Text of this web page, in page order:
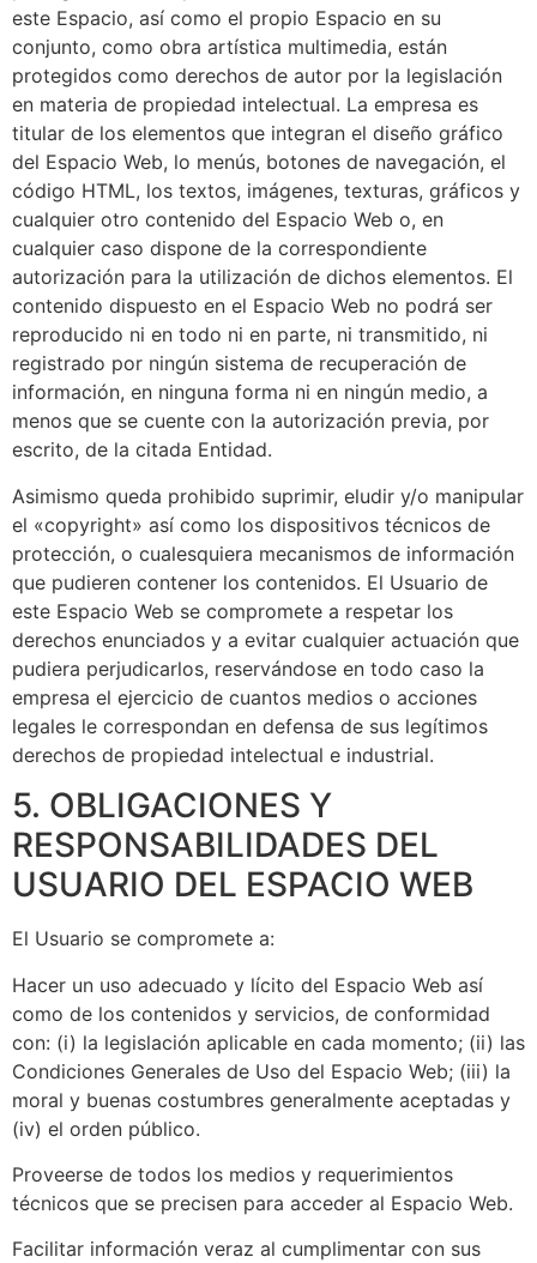
este Espacio, así como el propio Espacio en su
conjunto, como obra artística multimedia, están
protegidos como derechos de autor por la legislación
en materia de propiedad intelectual. La empresa es
titular de los elementos que integran el diseño gráfico
del Espacio Web, lo menús, botones de navegación, el
código HTML, los textos, imágenes, texturas, gráficos y
cualquier otro contenido del Espacio Web o, en
cualquier caso dispone de la correspondiente
autorización para la utilización de dichos elementos. El
contenido dispuesto en el Espacio Web no podrá ser
reproducido ni en todo ni en parte, ni transmitido, ni
registrado por ningún sistema de recuperación de
información, en ninguna forma ni en ningún medio, a
menos que se cuente con la autorización previa, por
escrito, de la citada Entidad.
Asimismo queda prohibido suprimir, eludir y/o manipular
el «copyright» así como los dispositivos técnicos de
protección, o cualesquiera mecanismos de información
que pudieren contener los contenidos. El Usuario de
este Espacio Web se compromete a respetar los
derechos enunciados y a evitar cualquier actuación que
pudiera perjudicarlos, reservándose en todo caso la
empresa el ejercicio de cuantos medios o acciones
legales le correspondan en defensa de sus legítimos
derechos de propiedad intelectual e industrial.
5. OBLIGACIONES Y
RESPONSABILIDADES DEL
USUARIO DEL ESPACIO WEB
El Usuario se compromete a:
Hacer un uso adecuado y lícito del Espacio Web así
como de los contenidos y servicios, de conformidad
con: (i) la legislación aplicable en cada momento; (ii) las
Condiciones Generales de Uso del Espacio Web; (iii) la
moral y buenas costumbres generalmente aceptadas y
(iv) el orden público.
Proveerse de todos los medios y requerimientos
técnicos que se precisen para acceder al Espacio Web.
Facilitar información veraz al cumplimentar con sus